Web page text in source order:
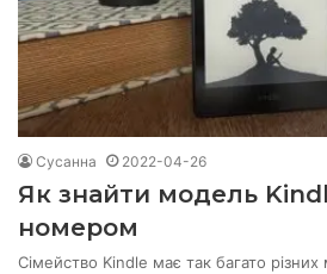
Сусанна 2022-04-26
Як знайти модель
номером
Сімейство Kindle має так багато